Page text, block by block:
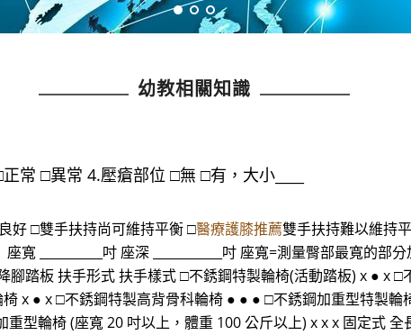
幼教相關知識
常 □異常 4.壓瘡部位 □無 □有，大小____
好 □雙手扶持尚可維持平衡 □醫療護膝推薦雙手扶持難以維持
寬 __________吋 座深 ___________吋 座寬=測量臀部最寬的
腳踏板 扶手形式 扶手樣式 □不銹鋼特製輪椅(活動踏板) x ● x
x ● x □不銹鋼特製高背骨科輪椅 ● ● ● □不銹鋼加重型特製
型輪椅 (座寬 20 吋以上，體重 100 公斤以上) x x x 固定式